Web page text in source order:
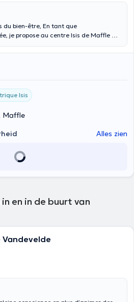
du bien-être, En tant que
dissoudre vos tensions et
Isis
Maffle
Alles zien
en in de buurt van
Vandevelde